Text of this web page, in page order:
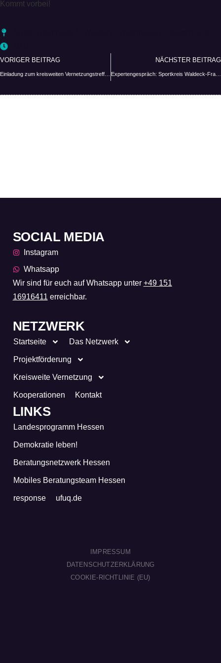
Kommt vorbei!
VORIGER BEITRAG NÄCHSTER BEITRAG
Expertengespräch: Sportkreis Waldeck-Frankenberg stärkt Vereine im Umgang mit Extremismus
LINKS
Landesprogramm Hessen
Demokratie leben!
Beratungsnetzwerk Hessen
Mobiles Beratungsteam Hessen
response ufuq.de
NETZWERK
Startseite Das Netzwerk
Projektförderung
Kreisweite Vernetzung
Kooperationen Kontakt
SOCIAL MEDIA
Instagram
Whatsapp
Wir sind für euch auf Whatsapp unter +49 151
16916411 erreichbar.
IMPRESSUM
DATENSCHUTZERKLÄRUNG
COOKIE-RICHTLINIE (EU)